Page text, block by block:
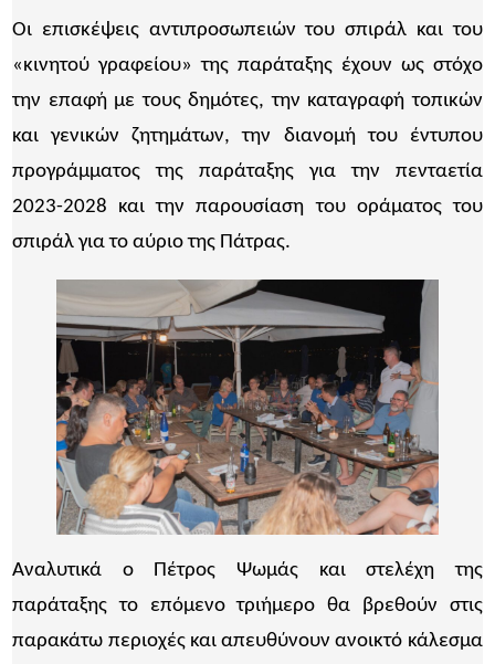
Οι επισκέψεις αντιπροσωπειών του σπιράλ και του
«κινητού γραφείου» της παράταξης έχουν ως στόχο
την επαφή με τους δημότες, την καταγραφή τοπικών
και γενικών ζητημάτων, την διανομή του έντυπου
προγράμματος της παράταξης για την πενταετία
2023-2028 και την παρουσίαση του οράματος του
σπιράλ για το αύριο της Πάτρας.
Αναλυτικά ο Πέτρος Ψωμάς και στελέχη της
παράταξης το επόμενο τριήμερο θα βρεθούν στις
παρακάτω περιοχές και απευθύνουν ανοικτό κάλεσμα